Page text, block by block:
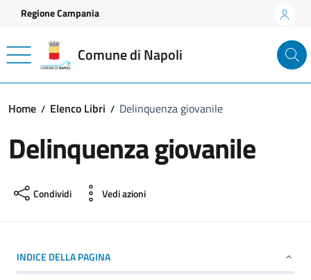
Vai ai contenuti
Vai al footer
Regione Campania
Comune di Napoli
Home Elenco Libri Delinquenza giovanile
Delinquenza giovanile
Condividi Vedi azioni
INDICE DELLA PAGINA